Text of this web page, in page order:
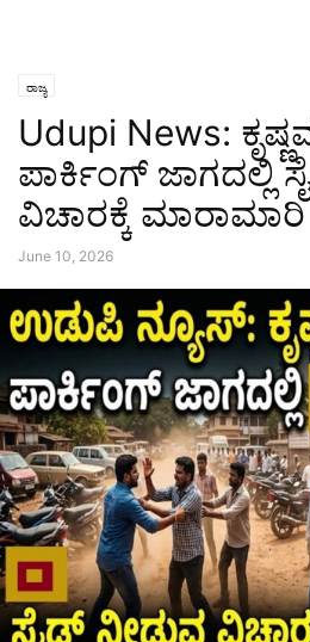
ರಾಜ್ಯ
Udupi News:
ಪಾರ್ಕಿಂಗ್ ಜಾಗದಲ್ಲಿ
ವಿಚಾರಕ್ಕೆ ಮಾರಾಮಾರಿ
June 10, 2026